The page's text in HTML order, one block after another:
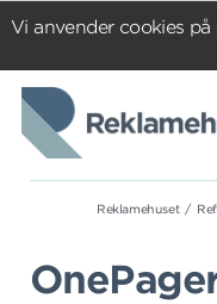
Vi anvender cookies på
Reklamehuset